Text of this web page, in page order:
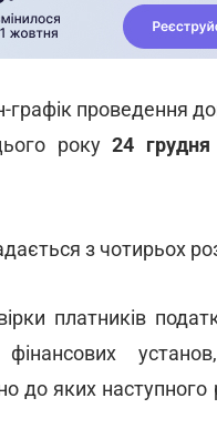
проведення
року24
з чотирьох
платників
до яких